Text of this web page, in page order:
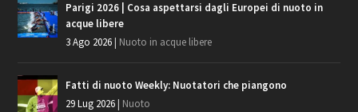
Parigi 2026 | Cosa aspettarsi dagli Europei di nuoto in
acque libere
3 Ago 2026 Nuoto in acque libere
Fatti di nuoto Weekly: Nuotatori che piangono
29 Lug 2026 Nuoto